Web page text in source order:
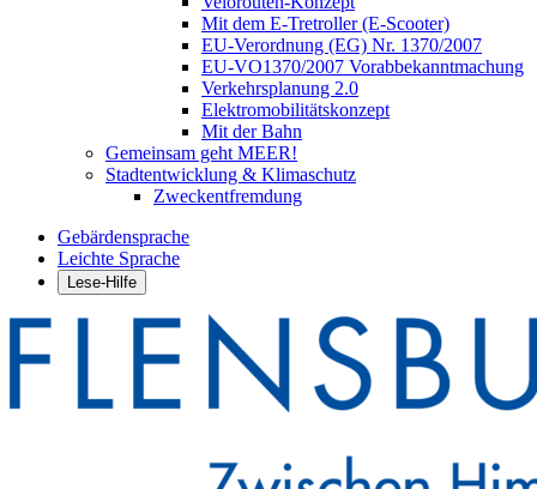
Mit dem E-Tretroller (E-Scooter)
EU-Verordnung (EG) Nr. 1370/2007
EU-VO1370/2007 Vorabbekanntmachung
Verkehrsplanung 2.0
Elektromobilitätskonzept
Mit der Bahn
Gemeinsam geht MEER!
Stadtentwicklung & Klimaschutz
Zweckentfremdung
Gebärdensprache
Leichte Sprache
Lese-Hilfe